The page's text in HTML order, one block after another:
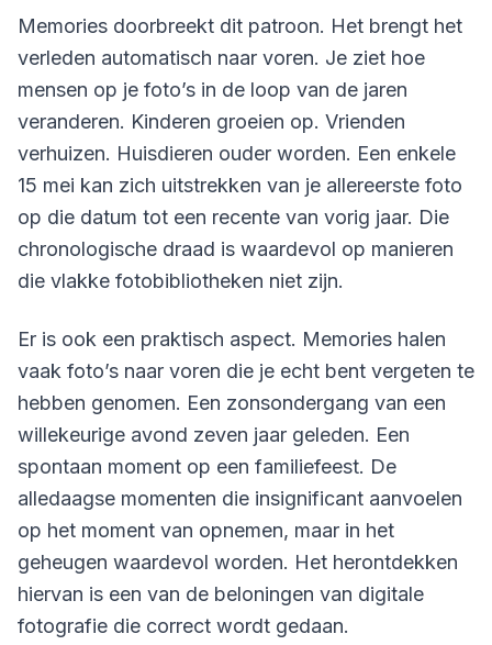
Memories doorbreekt dit patroon. Het brengt het
verleden automatisch naar voren. Je ziet hoe
mensen op je foto’s in de loop van de jaren
veranderen. Kinderen groeien op. Vrienden
verhuizen. Huisdieren ouder worden. Een enkele
15 mei kan zich uitstrekken van je allereerste foto
op die datum tot een recente van vorig jaar. Die
chronologische draad is waardevol op manieren
die vlakke fotobibliotheken niet zijn.
Er is ook een praktisch aspect. Memories halen
vaak foto’s naar voren die je echt bent vergeten te
hebben genomen. Een zonsondergang van een
willekeurige avond zeven jaar geleden. Een
spontaan moment op een familiefeest. De
alledaagse momenten die insignificant aanvoelen
op het moment van opnemen, maar in het
geheugen waardevol worden. Het herontdekken
hiervan is een van de beloningen van digitale
fotografie die correct wordt gedaan.